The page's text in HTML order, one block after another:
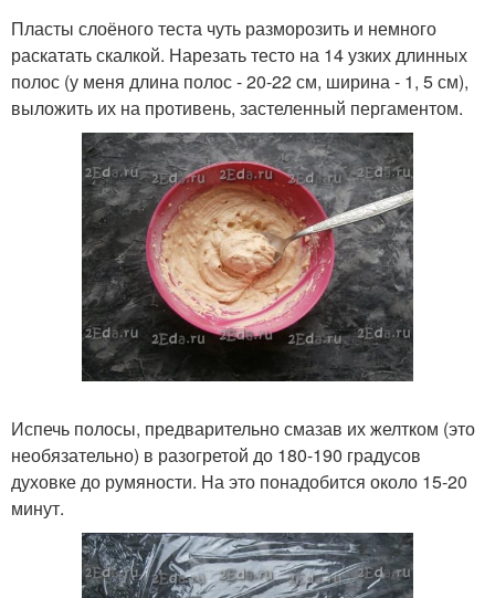
Пласты слоёного теста чуть разморозить и немного
раскатать скалкой. Нарезать тесто на 14 узких длинных
полос (у меня длина полос - 20-22 см, ширина - 1, 5 см),
выложить их на противень, застеленный пергаментом.
Испечь полосы, предварительно смазав их желтком (это
необязательно) в разогретой до 180-190 градусов
духовке до румяности. На это понадобится около 15-20
минут.